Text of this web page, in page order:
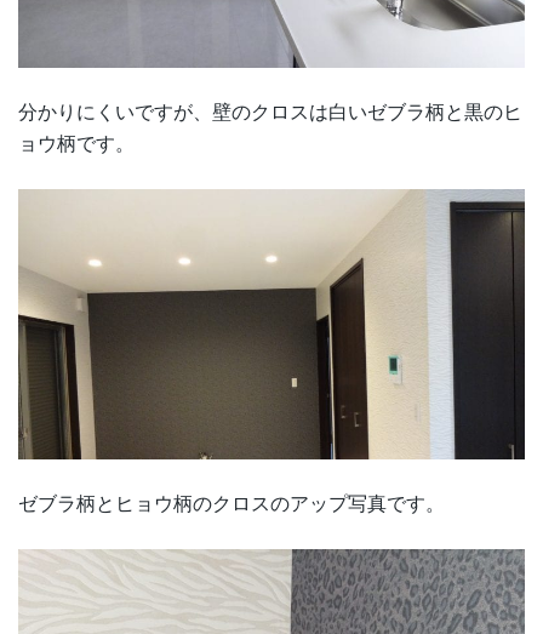
分かりにくいですが、壁のクロスは白いゼブラ柄と黒のヒ
ョウ柄です。
ゼブラ柄とヒョウ柄のクロスのアップ写真です。